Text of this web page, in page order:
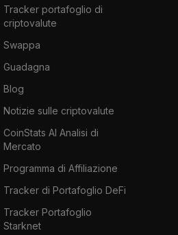
Tracker portafoglio di
criptovalute
Swappa
Guadagna
Blog
Notizie sulle criptovalute
CoinStats AI Analisi di
Mercato
Programma di Affiliazione
Tracker di Portafoglio DeFi
Tracker Portafoglio
Starknet